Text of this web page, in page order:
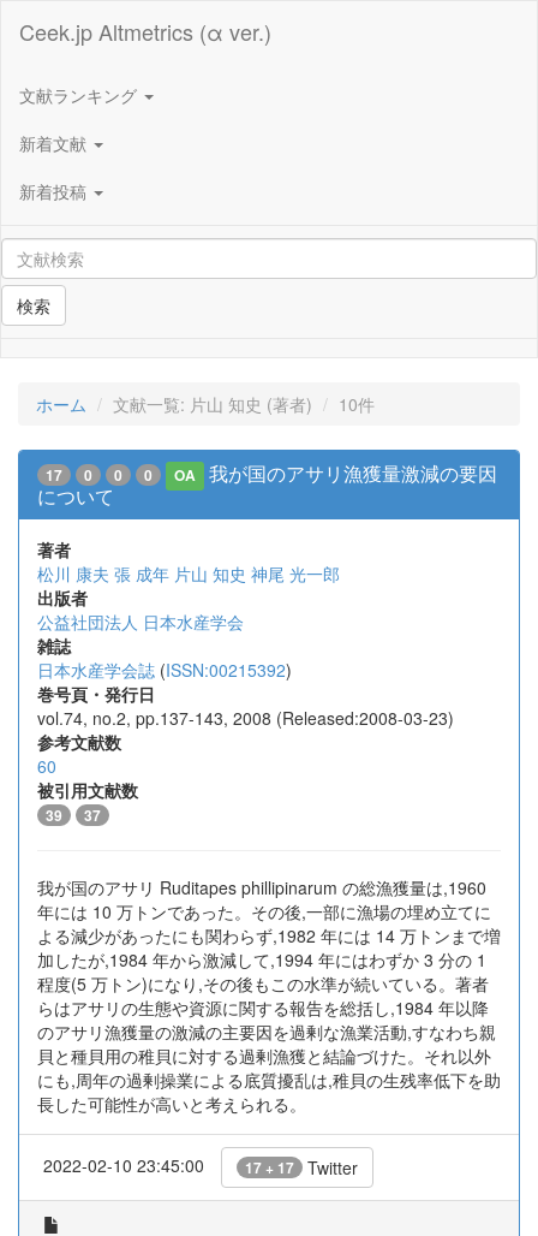
Ceek.jp Altmetrics (α ver.)
文献ランキング
新着文献
新着投稿
検索
ホーム 文献一覧: 片山 知史 (著者) 10件
17 0 0 0 OA
我が国のアサリ漁獲量激減の要因
について
著者
松川 康夫 張 成年 片山 知史 神尾 光一郎
出版者
公益社団法人 日本水産学会
雑誌
日本水産学会誌 (ISSN:00215392)
巻号頁・発行日
vol.74, no.2, pp.137-143, 2008 (Released:2008-03-23)
参考文献数
60
被引用文献数
39 37
我が国のアサリ Ruditapes phillipinarum の総漁獲量は,1960
年には 10 万トンであった。その後,一部に漁場の埋め立てに
よる減少があったにも関わらず,1982 年には 14 万トンまで増
加したが,1984 年から激減して,1994 年にはわずか 3 分の 1
程度(5 万トン)になり,その後もこの水準が続いている。著者
らはアサリの生態や資源に関する報告を総括し,1984 年以降
のアサリ漁獲量の激減の主要因を過剰な漁業活動,すなわち親
貝と種貝用の稚貝に対する過剰漁獲と結論づけた。それ以外
にも,周年の過剰操業による底質擾乱は,稚貝の生残率低下を助
長した可能性が高いと考えられる。
2022-02-10 23:45:00 17 + 17 Twitter